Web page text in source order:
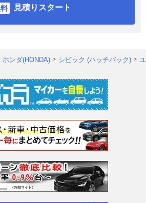
見積りスタート
ホンダ(HONDA) シビック (ハッチバック)